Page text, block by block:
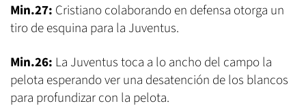
Min.27: Cristiano colaborando en defensa otorga un
tiro de esquina para la Juventus.
Min.26: La Juventus toca a lo ancho del campo la
pelota esperando ver una desatención de los blancos
para profundizar con la pelota.